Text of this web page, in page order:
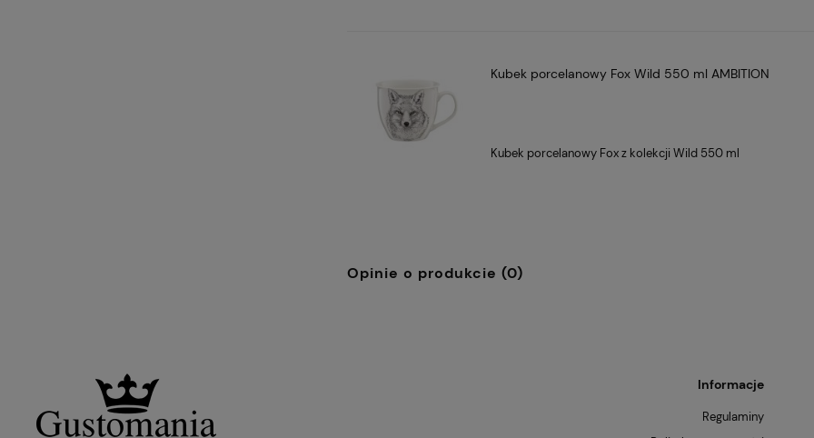
Kubek porcelanowy Fox Wild 550 ml AMBITION
Kubek porcelanowy Fox z kolekcji Wild 550 ml
Opinie o produkcie (0)
Informacje
Regulaminy